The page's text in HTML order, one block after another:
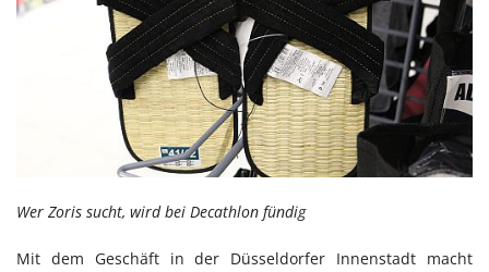
Wer Zoris sucht, wird bei Decathlon fündig
Mit dem Geschäft in der Düsseldorfer Innenstadt macht